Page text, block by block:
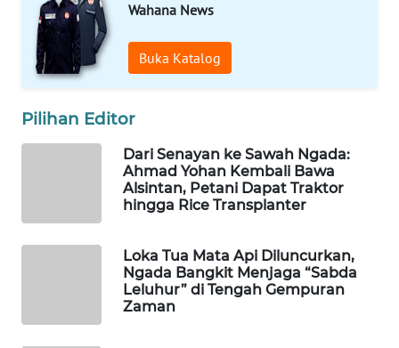
Wahana News
Buka Katalog
Pilihan Editor
Dari Senayan ke Sawah Ngada:
Ahmad Yohan Kembali Bawa
Alsintan, Petani Dapat Traktor
hingga Rice Transplanter
Loka Tua Mata Api Diluncurkan,
Ngada Bangkit Menjaga “Sabda
Leluhur” di Tengah Gempuran
Zaman
Wahana
Network
KONSUMEN
MASYARAKAT
ID